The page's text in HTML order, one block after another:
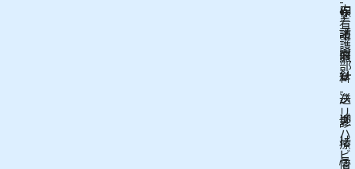
内
-
無
料
送
迎
に
つ
看
護
部
-
リ
ハ
ビ
保
護
方
針
-
診
療
情
-
訪
問
リ
ハ
ビ
リ
テ
サ
イ
ト
マ
ッ
プ